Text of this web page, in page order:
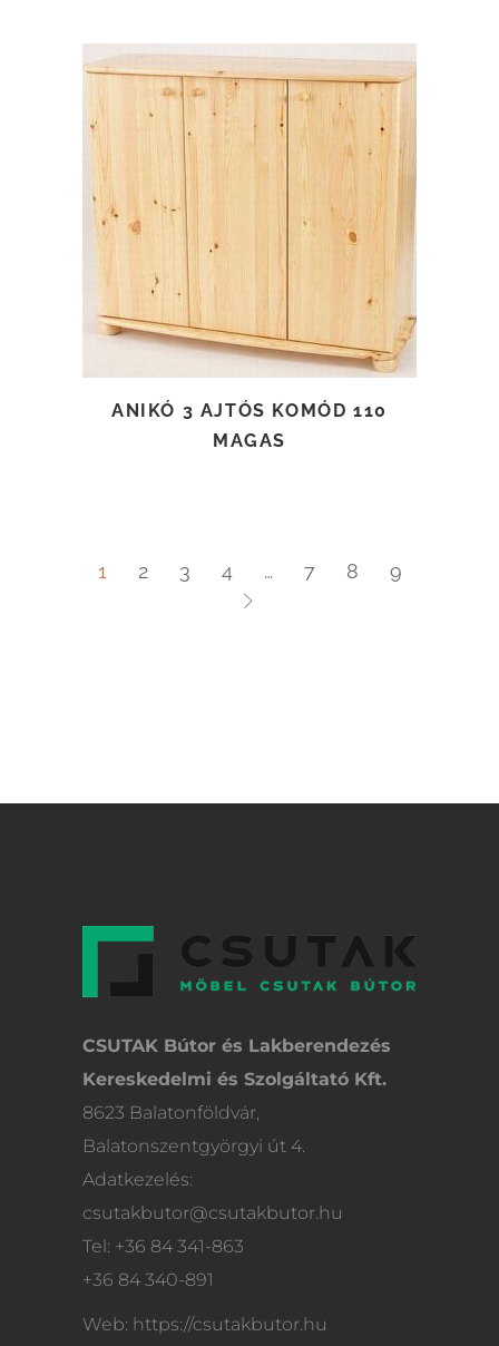
TOVÁBB OLVASOM
ANIKÓ 3 AJTÓS KOMÓD 110
MAGAS
1 2 3 4 … 7 8 9
CSUTAK Bútor és Lakberendezés
Kereskedelmi és Szolgáltató Kft.
8623 Balatonföldvár,
Balatonszentgyörgyi út 4.
Adatkezelés:
csutakbutor@csutakbutor.hu
Tel: +36 84 341-863
+36 84 340-891
Web: https://csutakbutor.hu